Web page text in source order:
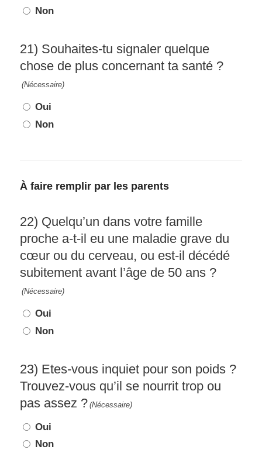
Non
21) Souhaites-tu signaler quelque
chose de plus concernant ta santé ?
(Nécessaire)
Oui
Non
À faire remplir par les parents
22) Quelqu’un dans votre famille
proche a-t-il eu une maladie grave du
cœur ou du cerveau, ou est-il décédé
subitement avant l’âge de 50 ans ?
(Nécessaire)
Oui
Non
23) Etes-vous inquiet pour son poids ?
Trouvez-vous qu’il se nourrit trop ou
pas assez ? (Nécessaire)
Oui
Non